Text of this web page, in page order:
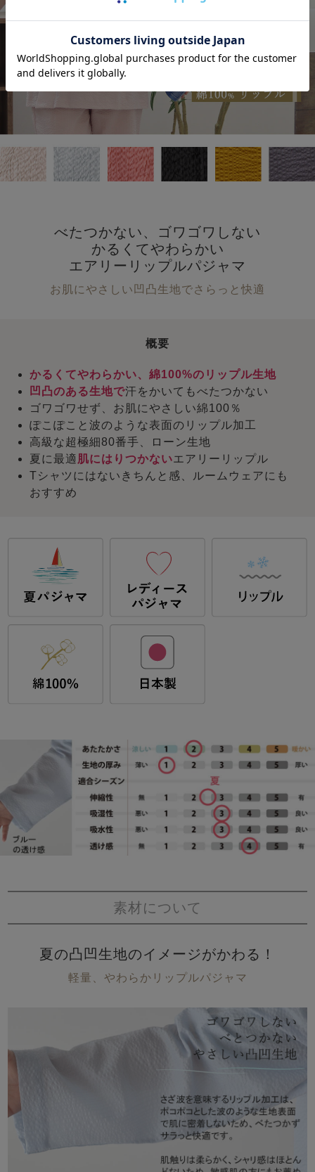
べたつかない、ゴワゴワしない
かるくてやわらかい
エアリーリップルパジャマ
お肌にやさしい凹凸生地でさらっと快適
概要
かるくてやわらかい、綿100%のリップル生地
凹凸のある生地で汗をかいてもべたつかない
ゴワゴワせず、お肌にやさしい綿100％
ぽこぽこと波のような表面のリップル加工
高級な超極細80番手、ローン生地
夏に最適肌にはりつかないエアリーリップル
Tシャツにはないきちんと感、ルームウェアにも
おすすめ
素材について
夏の凸凹生地のイメージがかわる！
軽量、やわらかリップルパジャマ